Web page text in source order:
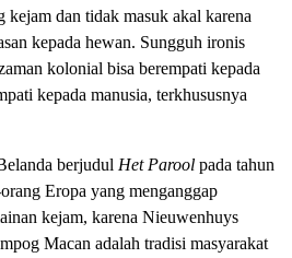
kejam dan tidak masuk akal karena
kepada hewan. Sungguh ironis
kolonial bisa berempati kepada
kepada manusia, terkhususnya
berjudul Het Parool pada tahun
Eropa yang menganggap
kejam, karena Nieuwenhuys
Macan adalah tradisi masyarakat